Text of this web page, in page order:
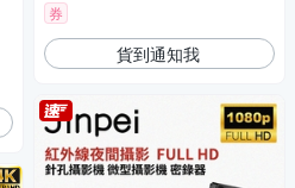
券
貨到通知我